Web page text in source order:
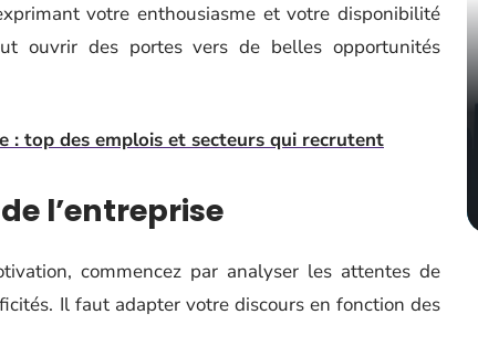
votre enthousiasme et votre disponibilité
ouvrir des portes vers de belles opportunités
: top des emplois et secteurs qui recrutent
l’entreprise
commencez par analyser les attentes de
Il faut adapter votre discours en fonction des